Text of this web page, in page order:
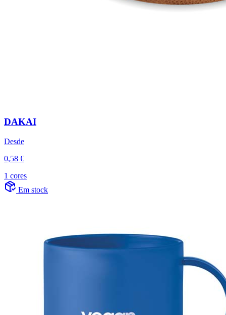
DAKAI
Desde
0,58 €
1 cores
Em stock